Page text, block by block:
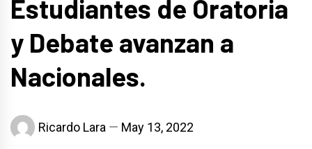
Estudiantes de Oratoria
y Debate avanzan a
Nacionales.
Ricardo Lara May 13, 2022